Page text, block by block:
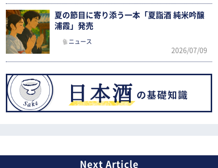
夏の節目に寄り添う一本「夏詣酒 純米吟醸
浦霞」発売
ニュース
2026/07/09